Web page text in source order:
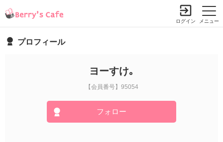
メニュー
ログイン
プロフィール
ヨーすけ｡
【会員番号】95054
フォロー